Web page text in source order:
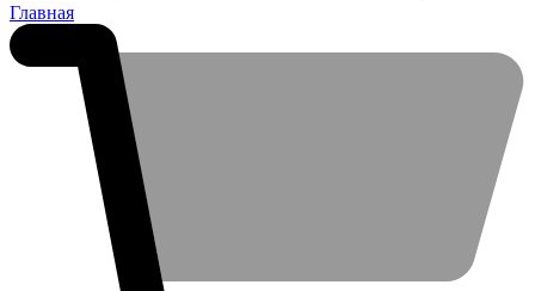
Главная